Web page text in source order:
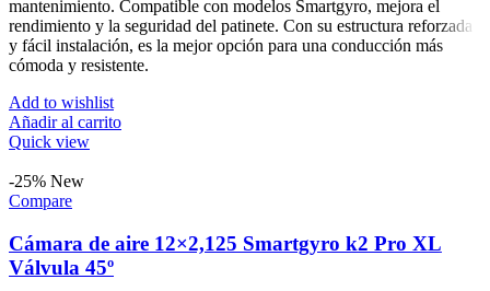
mantenimiento. Compatible con modelos Smartgyro, mejora el
rendimiento y la seguridad del patinete. Con su estructura reforzada
y fácil instalación, es la mejor opción para una conducción más
cómoda y resistente.
Add to wishlist
Añadir al carrito
Quick view
-25% New
Compare
Cámara de aire 12×2,125 Smartgyro k2 Pro XL
Válvula 45º